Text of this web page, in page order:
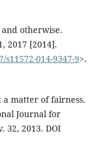
and otherwise.
2017 [2014].
014-9347-9>.
a matter of fairness.
Journal for
32, 2013. DOI